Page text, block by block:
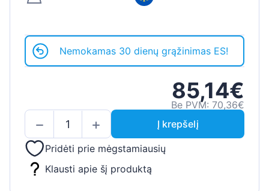
Nemokamas 30 dienų grąžinimas ES!
85,14€
Be PVM: 70,36€
Į krepšelį
Pridėti prie mėgstamiausių
Klausti apie šį produktą